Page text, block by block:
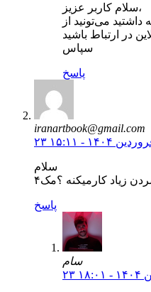
سلام کاربر عزیز،
می‌تونید از
سپاس
پاسخ
iranartbook@gmail.com
۱۴۰۴ - ۱۵:۱۱
سلام
زیاد کارمیکنه ؟مک۴
پاسخ
سام